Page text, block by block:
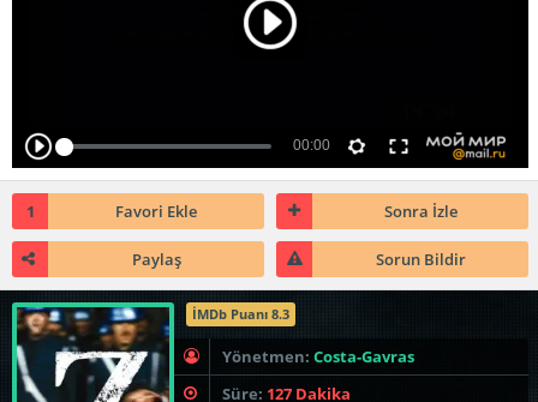
1 Favori Ekle Sonra İzle
Paylaş Sorun Bildir
İMDb Puanı 8.3
Yönetmen: Costa-Gavras
Süre: 127 Dakika